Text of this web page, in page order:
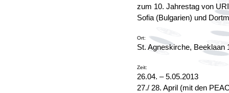
zum 10. Jahrestag von
Sofia (Bulgarien) und
Ort:
St. Agneskirche, Beeklaan
Zeit:
26.04. – 5.05.2013
27./ 28. April (mit den